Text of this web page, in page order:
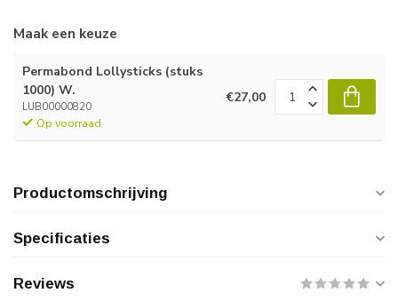
Maak een keuze
Permabond Lollysticks (stuks
1000) W.
LUB00000820
Op voorraad
€27,00
Productomschrijving
Specificaties
Reviews